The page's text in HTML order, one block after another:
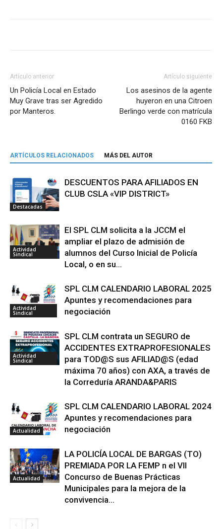
Artículo anterior
Un Policía Local en Estado
Muy Grave tras ser Agredido
por Manteros.
Artículo siguiente
Los asesinos de la agente
huyeron en una Citroen
Berlingo verde con matrícula
0160 FKB
ARTÍCULOS RELACIONADOS MÁS DEL AUTOR
Destacadas
DESCUENTOS PARA AFILIADOS EN
CLUB CSLA «VIP DISTRICT»
Actividad
Sindical
El SPL CLM solicita a la JCCM el
ampliar el plazo de admisión de
alumnos del Curso Inicial de Policía
Local, o en su...
Actividad
Sindical
SPL CLM CALENDARIO LABORAL 2025
Apuntes y recomendaciones para
negociación
Actividad
Sindical
SPL CLM contrata un SEGURO de
ACCIDENTES EXTRAPROFESIONALES
para TOD@S sus AFILIAD@S (edad
máxima 70 años) con AXA, a través de
la Correduría ARANDA&PARIS
Actualidad
SPL CLM CALENDARIO LABORAL 2024
Apuntes y recomendaciones para
negociación
Actualidad
LA POLICÍA LOCAL DE BARGAS (TO)
PREMIADA POR LA FEMP n el VII
Concurso de Buenas Prácticas
Municipales para la mejora de la
convivencia...